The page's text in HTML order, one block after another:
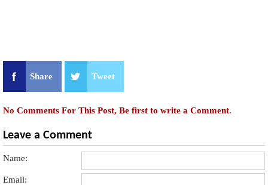
Share Tweet
No Comments For This Post, Be first to write a Comment.
Leave a Comment
Name:
Email: